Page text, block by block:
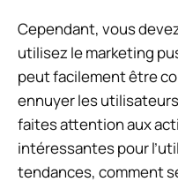
Cependant, vous
utilisez le marketing
peut facilement être
ennuyer les
faites attention aux
intéressantes pour
tendances, comment